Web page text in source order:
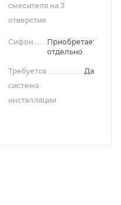
смесителя на 3
отверстия
Сифон
Приобретается
отдельно
Требуется
система
инсталляции
Да